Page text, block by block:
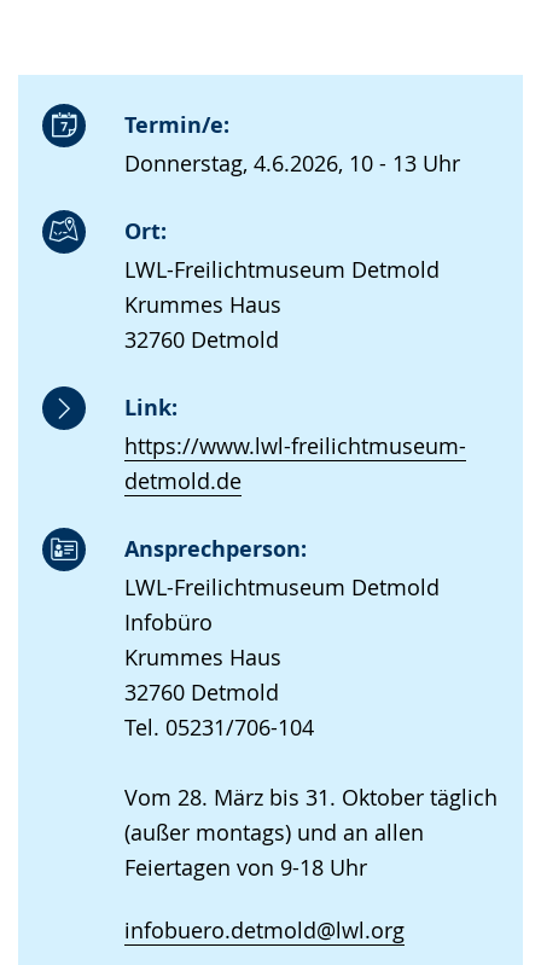
Termin/e:
Donnerstag, 4.6.2026, 10 - 13 Uhr
Ort:
LWL-Freilichtmuseum Detmold
Krummes Haus
32760 Detmold
Link:
https://www.lwl-freilichtmuseum-
detmold.de
Ansprechperson:
LWL-Freilichtmuseum Detmold
Infobüro
Krummes Haus
32760 Detmold
Tel. 05231/706-104
Vom 28. März bis 31. Oktober täglich
(außer montags) und an allen
Feiertagen von 9-18 Uhr
infobuero.detmold@lwl.org